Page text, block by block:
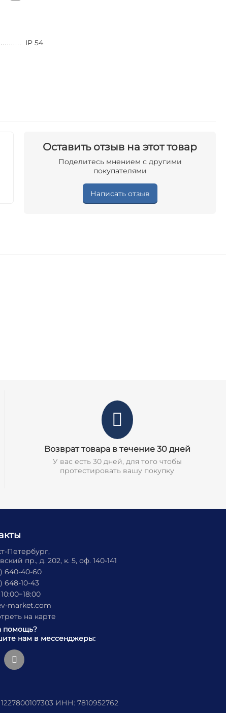
IP 54
Оставить отзыв на этот товар
Поделитесь мнением с другими
покупателями
Написать отзыв
Возврат товара в течение 30 дней
У вас есть 30 дней, для того чтобы
протестировать вашу покупку
Петербург,
пр., д. 202, к. 5, оф. 140-141
640-40-60
648-10-43
market.com
на карте
помощь?
нам в мессенджеры:
ИНН: 7810952762